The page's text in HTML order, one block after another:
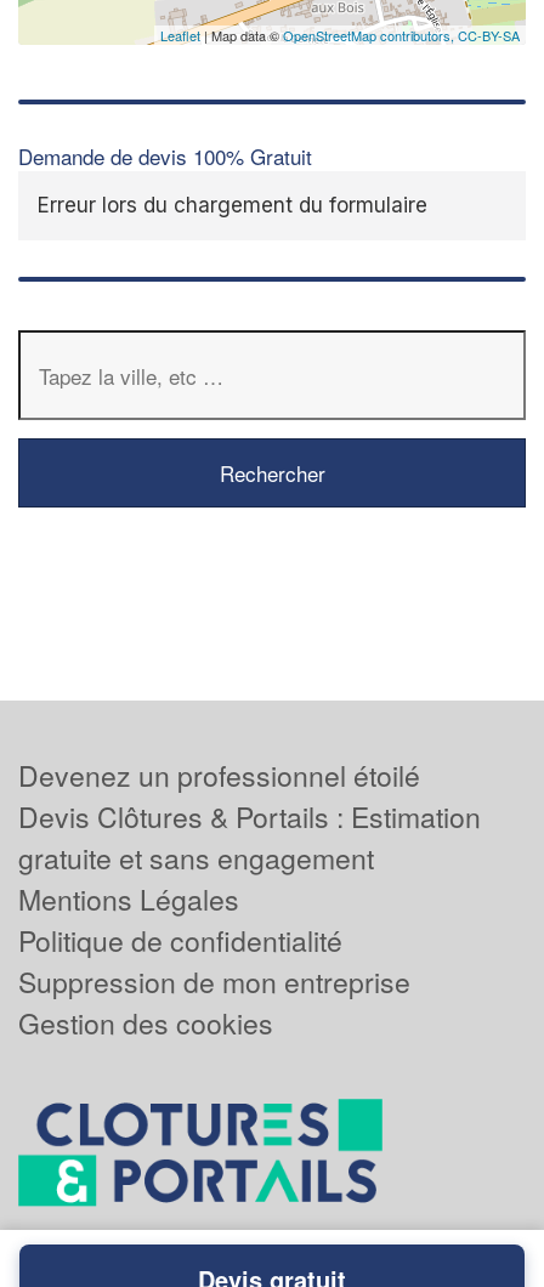
Leaflet| Map data ©OpenStreetMap contributors, CC-BY-SA
Demande de devis 100% Gratuit
Erreur lors du chargement du formulaire
Devenez un professionnel étoilé
Devis Clôtures & Portails : Estimation
gratuite et sans engagement
Mentions Légales
Politique de confidentialité
Suppression de mon entreprise
Gestion des cookies
Devis gratuit